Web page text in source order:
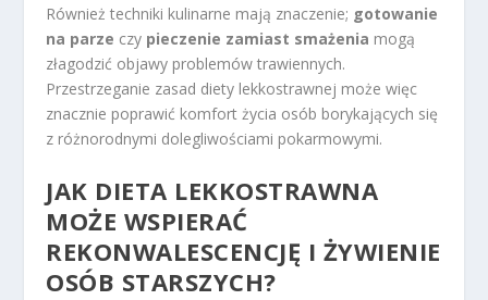
Również techniki kulinarne mają znaczenie; gotowanie
na parze czy pieczenie zamiast smażenia mogą
złagodzić objawy problemów trawiennych.
Przestrzeganie zasad diety lekkostrawnej może więc
znacznie poprawić komfort życia osób borykających się
z różnorodnymi dolegliwościami pokarmowymi.
JAK DIETA LEKKOSTRAWNA
MOŻE WSPIERAĆ
REKONWALESCENCJĘ I ŻYWIENIE
OSÓB STARSZYCH?